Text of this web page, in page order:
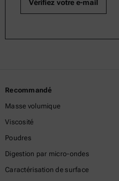
Recommandé
Masse volumique
Viscosité
Poudres
Digestion par micro-ondes
Caractérisation de surface